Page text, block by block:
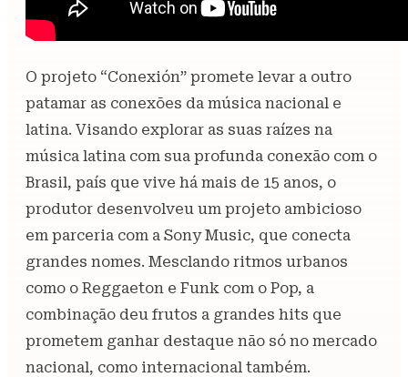
O projeto “Conexión” promete levar a outro
patamar as conexões da música nacional e
latina. Visando explorar as suas raízes na
música latina com sua profunda conexão com o
Brasil, país que vive há mais de 15 anos, o
produtor desenvolveu um projeto ambicioso
em parceria com a Sony Music, que conecta
grandes nomes. Mesclando ritmos urbanos
como o Reggaeton e Funk com o Pop, a
combinação deu frutos a grandes hits que
prometem ganhar destaque não só no mercado
nacional, como internacional também.